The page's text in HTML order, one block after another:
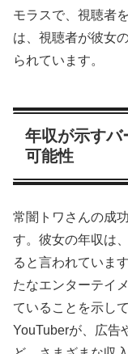
モラスで、視聴者
は、視聴者が彼女
られています。
年収が示す
可能性
常闇トワさんの成
す。彼女の年収は
ると言われていま
たなエンターテイ
ていることを示し
YouTuberが、広告